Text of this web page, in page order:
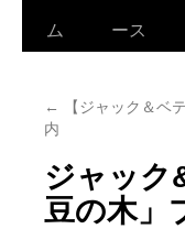
ム ース
←
【ジャック＆ベ
内
ジャック
豆の木」